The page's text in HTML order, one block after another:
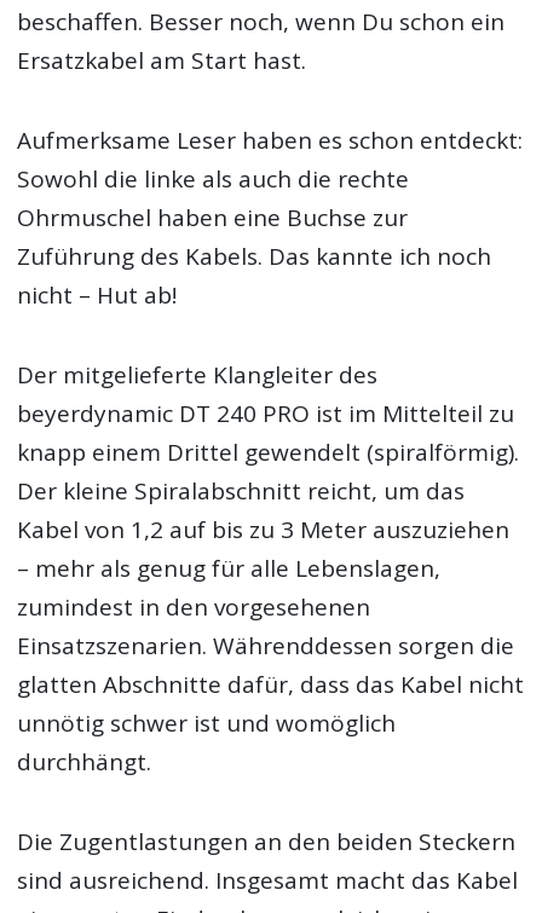
beschaffen. Besser noch, wenn Du schon ein
Ersatzkabel am Start hast.
Aufmerksame Leser haben es schon entdeckt:
Sowohl die linke als auch die rechte
Ohrmuschel haben eine Buchse zur
Zuführung des Kabels. Das kannte ich noch
nicht – Hut ab!
Der mitgelieferte Klangleiter des
beyerdynamic DT 240 PRO ist im Mittelteil zu
knapp einem Drittel gewendelt (spiralförmig).
Der kleine Spiralabschnitt reicht, um das
Kabel von 1,2 auf bis zu 3 Meter auszuziehen
– mehr als genug für alle Lebenslagen,
zumindest in den vorgesehenen
Einsatzszenarien. Währenddessen sorgen die
glatten Abschnitte dafür, dass das Kabel nicht
unnötig schwer ist und womöglich
durchhängt.
Die Zugentlastungen an den beiden Steckern
sind ausreichend. Insgesamt macht das Kabel